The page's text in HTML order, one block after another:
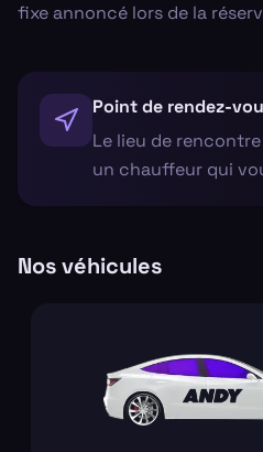
fixe annoncé lors de la
Point de rendez-
Le lieu de
un chauffeur qui
Nos véhicules